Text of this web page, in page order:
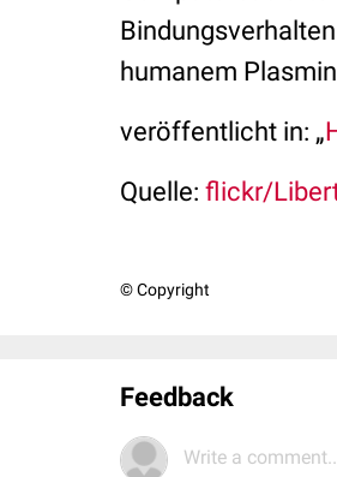
humanem
veröffentlicht in: „
Quelle: flickr/
© Copyright
Feedback
Write a